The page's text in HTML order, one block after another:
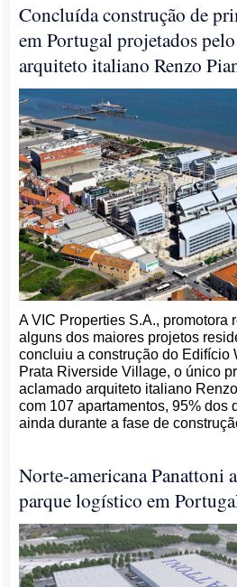
Concluída construção de
em Portugal projetados
arquiteto italiano Renzo
A VIC Properties S.A., promotora
alguns dos maiores projetos
concluiu a construção do Edifício
Prata Riverside Village, o único
aclamado arquiteto italiano
com 107 apartamentos, 95% dos
ainda durante a fase de
Norte-americana Panattoni
parque logístico em